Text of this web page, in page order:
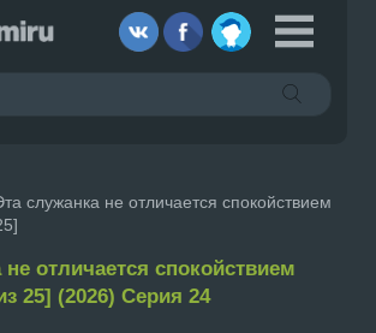
служанка не отличается спокойствием
отличается спокойствием
25] (2026) Серия 24